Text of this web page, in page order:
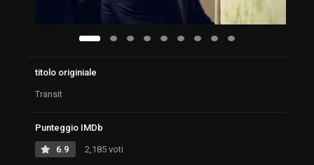
titolo originiale
Transit
Punteggio IMDb
6.9 2,185 voti